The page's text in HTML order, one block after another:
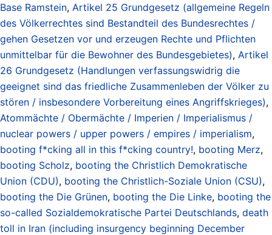
Base Ramstein, Artikel 25 Grundgesetz (allgemeine Regeln
des Völkerrechtes sind Bestandteil des Bundesrechtes /
gehen Gesetzen vor und erzeugen Rechte und Pflichten
unmittelbar für die Bewohner des Bundesgebietes), Artikel
26 Grundgesetz (Handlungen verfassungswidrig die
geeignet sind das friedliche Zusammenleben der Völker zu
stören / insbesondere Vorbereitung eines Angriffskrieges),
Atommächte / Obermächte / Imperien / Imperialismus /
nuclear powers / upper powers / empires / imperialism,
booting f*cking all in this f*cking country!, booting Merz,
booting Scholz, booting the Christlich Demokratische
Union (CDU), booting the Christlich-Soziale Union (CSU),
booting the Die Grünen, booting the Die Linke, booting the
so-called Sozialdemokratische Partei Deutschlands, death
toll in Iran (including insurgency beginning December